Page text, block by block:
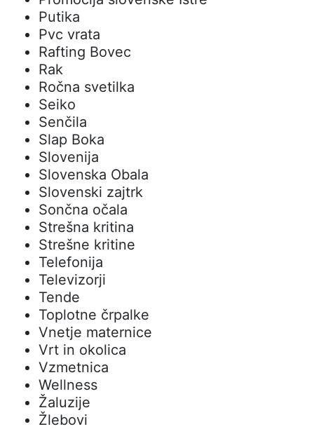
Putika
Pvc vrata
Rafting Bovec
Rak
Ročna svetilka
Seiko
Senčila
Slap Boka
Slovenija
Slovenska Obala
Slovenski zajtrk
Sončna očala
Strešna kritina
Strešne kritine
Telefonija
Televizorji
Tende
Toplotne črpalke
Vnetje maternice
Vrt in okolica
Vzmetnica
Wellness
Žaluzije
Žlebovi